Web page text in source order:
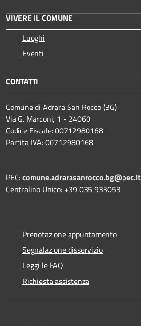
VIVERE IL COMUNE
Luoghi
Eventi
CONTATTI
Comune di Adrara San Rocco (BG)
Via G. Marconi, 1 - 24060
Codice Fiscale: 00712980168
Partita IVA: 00712980168
PEC:comune.adrarasanrocco.bg@pec.it
Centralino Unico: +39 035 933053
Prenotazione appuntamento
Segnalazione disservizio
Leggi le FAQ
Richiesta assistenza